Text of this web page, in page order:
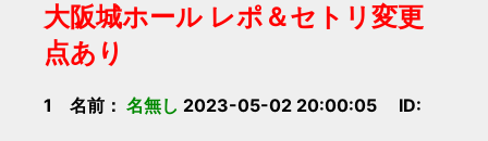
大阪城ホール レポ＆セトリ変更
点あり
1 名前： 名無し 2023-05-02 20:00:05 ID: